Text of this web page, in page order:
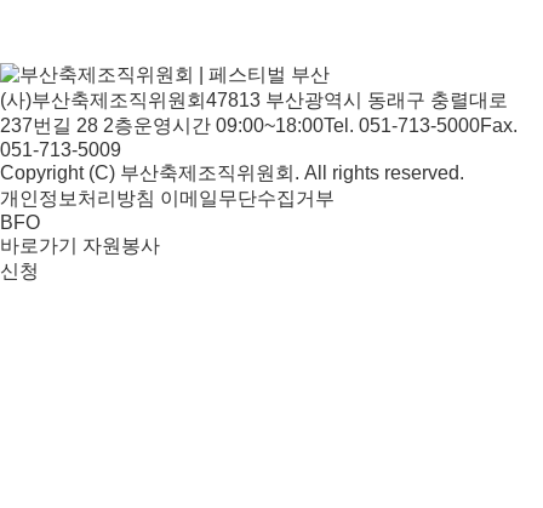
(사)부산축제조직위원회 47813 부산광역시 동래구 충렬대로
237번길 28 2층운영시간 09:00~18:00Tel. 051-713-5000Fax.
051-713-5009
Copyright (C) 부산축제조직위원회. All rights reserved.
개인정보처리방침 이메일무단수집거부
BFO
바로가기
자원봉사
신청